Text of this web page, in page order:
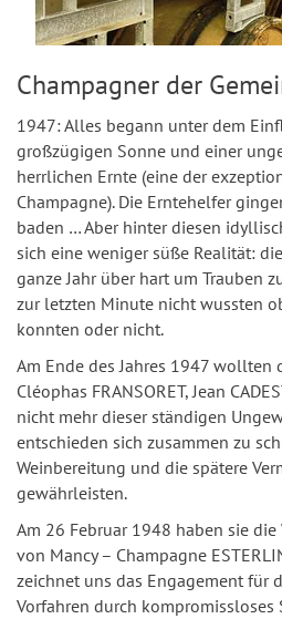
Champagner der
1947: Alles begann unter dem
großzügigen Sonne und einer
herrlichen Ernte (eine der
Champagne). Die Erntehelfer
baden … Aber hinter diesen
sich eine weniger süße Realität:
ganze Jahr über hart um Trauben
zur letzten Minute nicht wussten
konnten oder nicht.
Am Ende des Jahres 1947 wollten
Cléophas FRANSORET, Jean
nicht mehr dieser ständigen
entschieden sich zusammen zu
Weinbereitung und die spätere
gewährleisten.
Am 26 Februar 1948 haben sie
von Mancy – Champagne
zeichnet uns das Engagement für
Vorfahren durch